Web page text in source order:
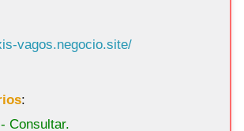
vagos.negocio.site/
:
Consultar.